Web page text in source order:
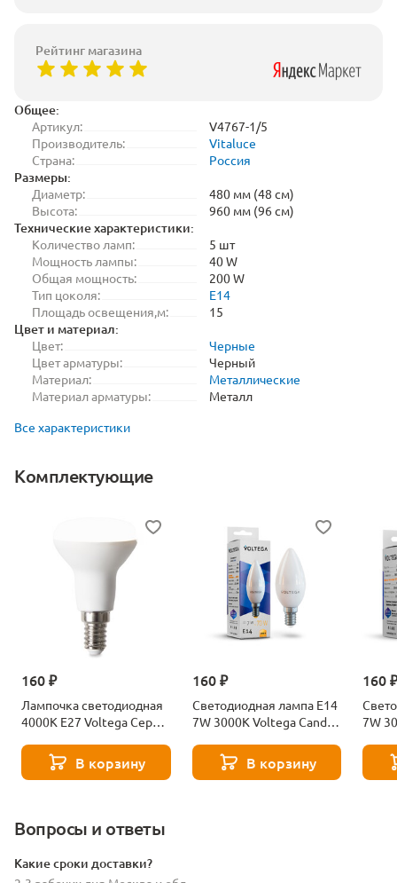
Общее:
Артикул:
V4767-1/5
Производитель:
Vitaluce
Страна:
Россия
Размеры:
Диаметр:
480 мм (48 см)
Высота:
960 мм (96 см)
Технические характеристики:
Количество ламп:
5 шт
Мощность лампы:
40 W
Общая мощность:
200 W
Тип цоколя:
E14
Площадь освещения,м:
15
Цвет и материал:
Цвет:
Черные
Цвет арматуры:
Черный
Материал:
Металлические
Материал арматуры:
Металл
Все характеристики
Комплектующие
160 ₽
Лампочка светодиодная
4000К Е27 Voltega Серия
В корзину
160 ₽
Светодиодная лампа E14
7W 3000K Voltega Candle
В корзину
160
7W
Вопросы и ответы
Какие сроки доставки?
Рейтинг магазина